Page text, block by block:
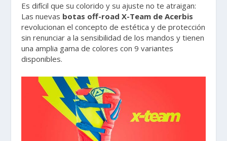
Es difícil que su colorido y su ajuste no te atraigan:
Las nuevas botas off-road X-Team de Acerbis
revolucionan el concepto de estética y de protección
sin renunciar a la sensibilidad de los mandos y tienen
una amplia gama de colores con 9 variantes
disponibles.